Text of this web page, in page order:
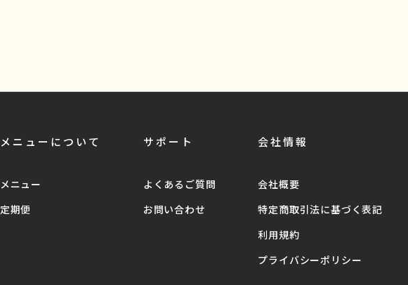
メニューについて
メニュー
定期便
サポート
よくあるご質問
お問い合わせ
会社情報
会社概要
特定商取引法に基づく表記
利用規約
プライバシーポリシー